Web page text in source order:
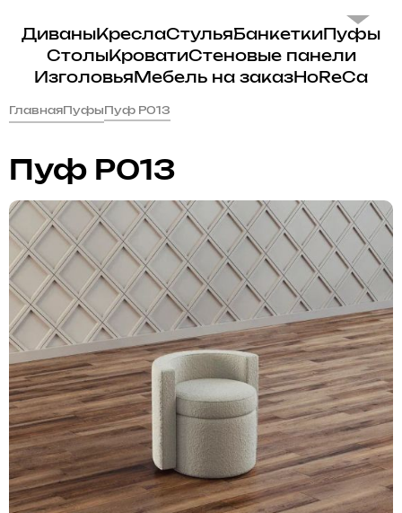
ДиваныКреслаСтульяБанкеткиПуфы
СтолыКроватиСтеновые панели
Изголовья Мебель на заказHoReCa
ГлавнаяПуфы Пуф P013
Пуф P013